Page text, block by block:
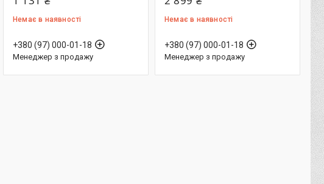
Немає в наявності
+380 (97) 000-01-18
Менеджер з продажу
Немає в наявності
+380 (97) 000-01-18
Менеджер з продажу